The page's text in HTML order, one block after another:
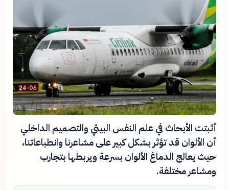
أثبتت الأبحاث في علم النفس البيئي والتصميم الداخلي
أن الألوان قد تؤثر بشكل كبير على مشاعرنا وانطباعاتنا،
حيث يعالج الدماغ الألوان بسرعة ويربطها بتجارب
ومشاعر مختلفة.